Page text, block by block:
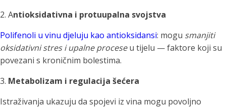
2. Antioksidativna i protuupalna svojstva
Polifenoli u vinu djeluju kao antioksidansi: mogu smanjiti
oksidativni stres i upalne proceseu tijelu — faktore koji su
povezani s kroničnim bolestima.
3. Metabolizam i regulacija šećera
Istraživanja ukazuju da spojevi iz vina mogu povoljno